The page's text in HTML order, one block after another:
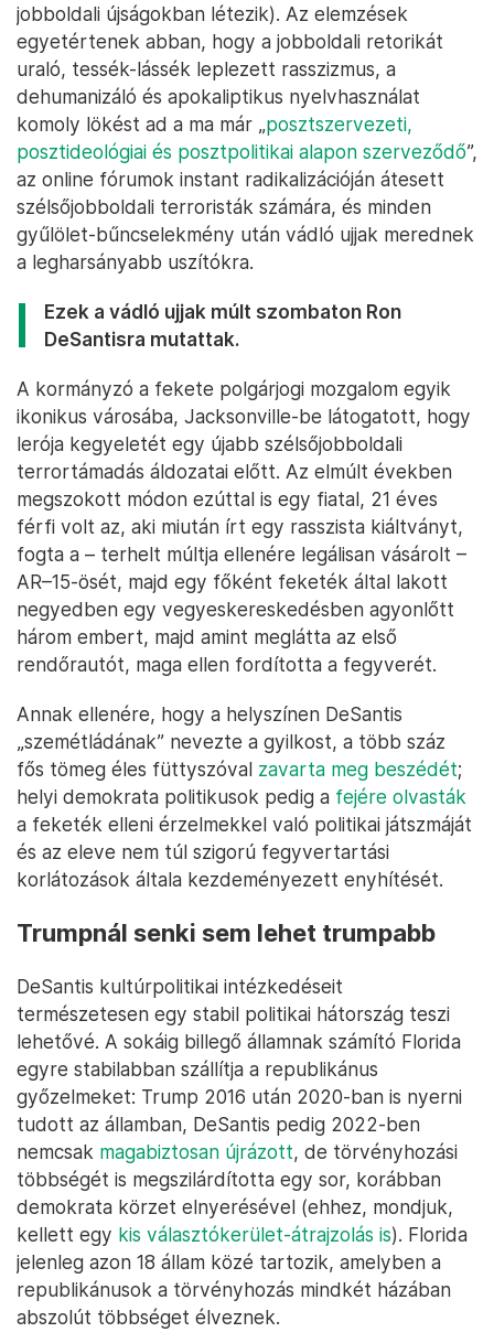
jobboldali újságokban létezik). Az elemzések
egyetértenek abban, hogy a jobboldali retorikát
uraló, tessék-lássék leplezett rasszizmus, a
dehumanizáló és apokaliptikus nyelvhasználat
komoly lökést ad a ma már „posztszervezeti,
posztideológiai és posztpolitikai alapon szerveződő”,
az online fórumok instant radikalizációján átesett
szélsőjobboldali terroristák számára, és minden
gyűlölet-bűncselekmény után vádló ujjak merednek
a legharsányabb uszítókra.
Ezek a vádló ujjak múlt szombaton Ron
DeSantisra mutattak.
A kormányzó a fekete polgárjogi mozgalom egyik
ikonikus városába, Jacksonville-be látogatott, hogy
lerója kegyeletét egy újabb szélsőjobboldali
terrortámadás áldozatai előtt. Az elmúlt években
megszokott módon ezúttal is egy fiatal, 21 éves
férfi volt az, aki miután írt egy rasszista kiáltványt,
fogta a – terhelt múltja ellenére legálisan vásárolt –
AR–15-ösét, majd egy főként feketék által lakott
negyedben egy vegyeskereskedésben agyonlőtt
három embert, majd amint meglátta az első
rendőrautót, maga ellen fordította a fegyverét.
Annak ellenére, hogy a helyszínen DeSantis
„szemétládának” nevezte a gyilkost, a több száz
fős tömeg éles füttyszóval zavarta meg beszédét;
helyi demokrata politikusok pedig a fejére olvasták
a feketék elleni érzelmekkel való politikai játszmáját
és az eleve nem túl szigorú fegyvertartási
korlátozások általa kezdeményezett enyhítését.
Trumpnál senki sem lehet trumpabb
DeSantis kultúrpolitikai intézkedéseit
természetesen egy stabil politikai hátország teszi
lehetővé. A sokáig billegő államnak számító Florida
egyre stabilabban szállítja a republikánus
győzelmeket: Trump 2016 után 2020-ban is nyerni
tudott az államban, DeSantis pedig 2022-ben
nemcsak magabiztosan újrázott, de törvényhozási
többségét is megszilárdította egy sor, korábban
demokrata körzet elnyerésével (ehhez, mondjuk,
kellett egy kis választókerület-átrajzolás is). Florida
jelenleg azon 18 állam közé tartozik, amelyben a
republikánusok a törvényhozás mindkét házában
abszolút többséget élveznek.